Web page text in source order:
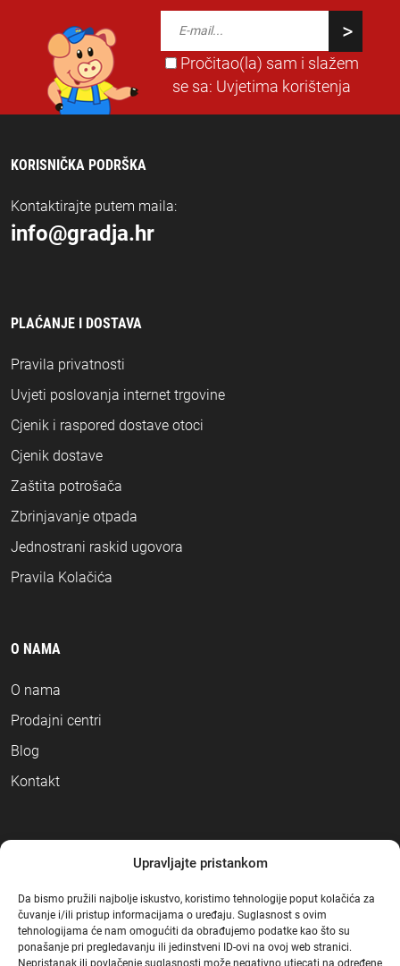
Upravljajte pristankom
Da bismo pružili najbolje iskustvo, koristimo tehnologije poput kolačića za
čuvanje i/ili pristup informacijama o uređaju. Suglasnost s ovim
tehnologijama će nam omogućiti da obrađujemo podatke kao što su
ponašanje pri pregledavanju ili jedinstveni ID-ovi na ovoj web stranici.
Nepristanak ili povlačenje suglasnosti može negativno utjecati na određene
Pročitao(la) sam i slažem
se sa: Uvjetima korištenja
KORISNIČKA PODRŠKA
Kontaktirajte putem maila:
info@gradja.hr
PLAĆANJE I DOSTAVA
Pravila privatnosti
Uvjeti poslovanja internet trgovine
Cjenik i raspored dostave otoci
Cjenik dostave
Zaštita potrošača
Zbrinjavanje otpada
Jednostrani raskid ugovora
Pravila Kolačića
O NAMA
O nama
Prodajni centri
Blog
Kontakt